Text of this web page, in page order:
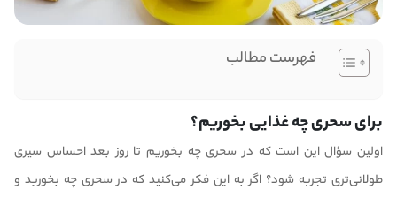
فهرست مطالب
برای سحری چه غذایی بخوریم؟
اولین سؤال این است که در سحری چه بخوریم تا روز بعد احساس سیری
طولانی‌تری تجربه شود؟ اگر به این فکر می‌کنید که در سحری چه بخورید و